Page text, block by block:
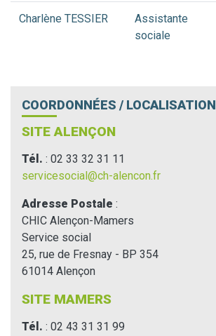
Charlène TESSIER
Assistante
sociale
COORDONNÉES / LOCALISATION
SITE ALENÇON
Tél. : 02 33 32 31 11
servicesocial@ch-alencon.fr
Adresse Postale :
CHIC Alençon-Mamers
Service social
25, rue de Fresnay - BP 354
61014 Alençon
SITE MAMERS
Tél. : 02 43 31 31 99